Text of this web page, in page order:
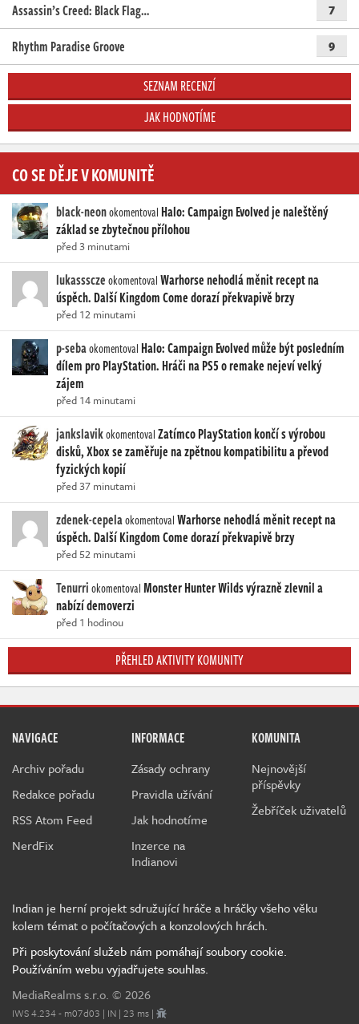
Assassin’s Creed: Black Flag… 7
Rhythm Paradise Groove 9
SEZNAM RECENZÍ
JAK HODNOTÍME
CO SE DĚJE V KOMUNITĚ
black-neonokomentoval Halo: Campaign Evolved je naleštěný
základ se zbytečnou přílohou
před 3 minutami
lukasssczeokomentovalWarhorse nehodlá měnit recept na
úspěch. Další Kingdom Come dorazí překvapivě brzy
před 12 minutami
p-sebaokomentoval Halo: Campaign Evolved může být posledním
dílem pro PlayStation. Hráči na PS5 o remake nejeví velký
zájem
před 14 minutami
jankslavikokomentovalZatímco PlayStation končí s výrobou
disků, Xbox se zaměřuje na zpětnou kompatibilitu a převod
fyzických kopií
před 37 minutami
zdenek-cepelaokomentovalWarhorse nehodlá měnit recept na
úspěch. Další Kingdom Come dorazí překvapivě brzy
před 52 minutami
TenurriokomentovalMonster Hunter Wilds výrazně zlevnil a
nabízí demoverzi
před 1 hodinou
PŘEHLED AKTIVITY KOMUNITY
NAVIGACE
Archiv pořadu
Redakce pořadu
RSS Atom Feed
NerdFix
INFORMACE
Zásady ochrany
Pravidla užívání
Jak hodnotíme
Inzerce na
Indianovi
KOMUNITA
Nejnovější
příspěvky
Žebříček uživatelů
Indian je herní projekt sdružující hráče a hráčky všeho věku
kolem témat o počítačových a konzolových hrách.
Při poskytování služeb nám pomáhají soubory cookie.
Používáním webu vyjadřujete souhlas.
MediaRealms s.r.o. © 2026
IWS 4.234 - m07d03 | IN | 23 ms |